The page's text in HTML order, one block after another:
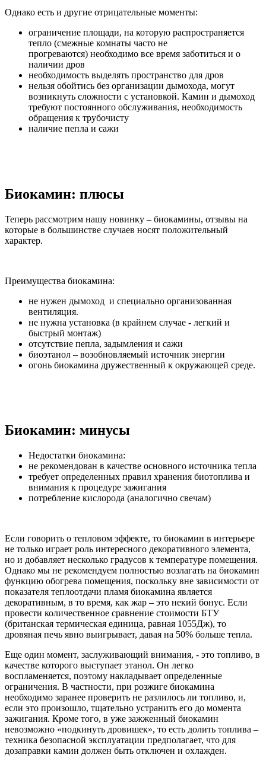
Однако есть и другие отрицательные моменты:
ограничение площади, на которую распространяется
тепло (смежные комнаты часто не
прогреваются) необходимо все время заботиться и о
наличии дров
необходимость выделять пространство для дров
нельзя обойтись без организации дымохода, могут
возникнуть сложности с установкой. Камин и дымоход
требуют постоянного обслуживания, необходимость
обращения к трубочисту
наличие пепла и сажи
Биокамин: плюсы
Теперь рассмотрим нашу новинку – биокамины, отзывы на
которые в большинстве случаев носят положительный
характер.
Преимущества биокамина:
не нужен дымоход и специально организованная
вентиляция.
не нужна установка (в крайнем случае - легкий и
быстрый монтаж)
отсутствие пепла, задымления и сажи
биоэтанол – возобновляемый источник энергии
огонь биокамина дружественный к окружающей среде.
Биокамин: минусы
Недостатки биокамина:
не рекомендован в качестве основного источника тепла
требует определенных правил хранения биотоплива и
внимания к процедуре зажигания
потребление кислорода (аналогично свечам)
Если говорить о тепловом эффекте, то биокамин в интерьере
не только играет роль интересного декоративного элемента,
но и добавляет несколько градусов к температуре помещения.
Однако мы не рекомендуем полностью возлагать на биокамин
функцию обогрева помещения, поскольку вне зависимости от
показателя теплоотдачи пламя биокамина является
декоративным, в то время, как жар – это некий бонус. Если
провести количественное сравнение стоимости БТУ
(британская термическая единица, равная 1055Дж), то
дровяная печь явно выигрывает, давая на 50% больше тепла.
Еще один момент, заслуживающий внимания, - это топливо, в
качестве которого выступает этанол. Он легко
воспламеняется, поэтому накладывает определенные
ограничения. В частности, при розжиге биокамина
необходимо заранее проверить не разлилось ли топливо, и,
если это произошло, тщательно устранить его до момента
зажигания. Кроме того, в уже зажженный биокамин
невозможно «подкинуть дровишек», то есть долить топлива –
техника безопасной эксплуатации предполагает, что для
дозаправки камин должен быть отключен и охлажден.